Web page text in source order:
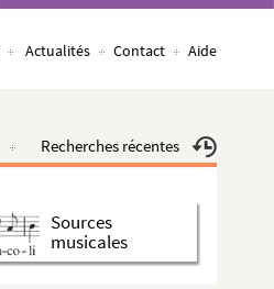
Actualités Contact Aide
Recherches récentes
Sources
musicales